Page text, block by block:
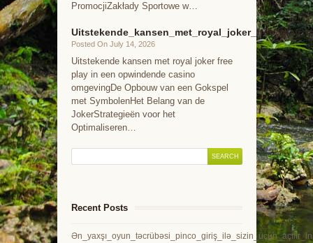
PromocjiZakłady Sportowe w…
Posted On July 14, 2026
Uitstekende kansen met royal joker free
play in een opwindende casino
omgevingDe Opbouw van een Gokspel
met SymbolenHet Belang van de
JokerStrategieën voor het
Optimaliseren…
Recent Posts